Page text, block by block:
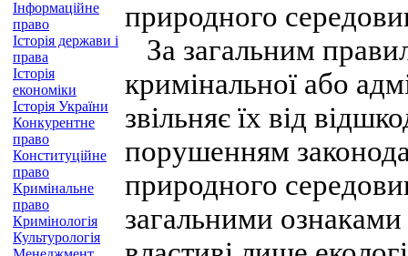
Інформаційне
право
Історія держави і
права
Історія
економіки
Історія України
Конкурентне
право
Конституційне
право
Кримінальне
право
Кримінологія
Культурологія
природного
За загальним
кримінальної або
звільняє їх від
порушенням
природного
загальними